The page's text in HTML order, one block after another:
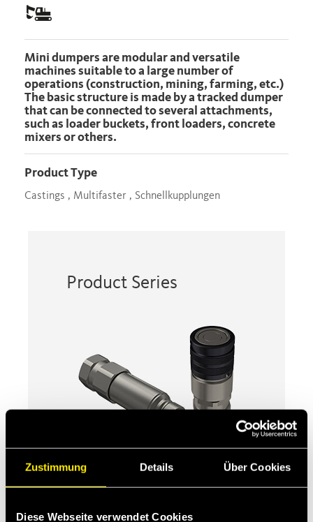
Zustimmung Details Über Cookies
Diese Webseite verwendet Cookies
Mini dumpers are modular and versatile
machines suitable to a large number of
operations (construction, mining, farming, etc.)
The basic structure is made by a tracked dumper
that can be connected to several attachments,
such as loader buckets, front loaders, concrete
mixers or others.
Product Type
Castings , Multifaster , Schnellkupplungen
Product Series
16028 für Verbindung unter Druck